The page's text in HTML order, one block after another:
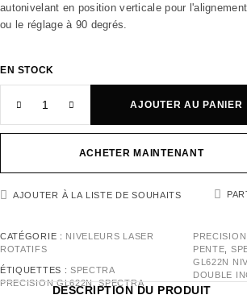
autonivelant en position verticale pour
ou le réglage à 90 degrés.
EN STOCK
AJOUTER AU PANIER
ACHETER MAINTENANT
AJOUTER À LA LISTE DE SOUHAITS
CATÉGORIE : NIVELEURS LASER
ROTATIFS
ÉTIQUETTES : SPECTRA
PRECISION GL622N,SPECTRA
PENTE
GL622N
DOUBLE
DESCRIPTION DU PRODUIT